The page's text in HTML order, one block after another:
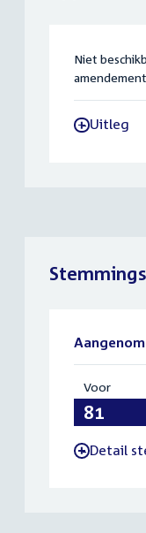
Niet
-Uitleg
Voor:
-Detail